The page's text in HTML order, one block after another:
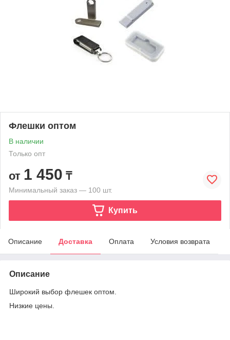
Флешки оптом
В наличии
Только опт
от 1 450 ₸
Минимальный заказ — 100 шт.
Купить
Описание Доставка Оплата Условия возврата
Описание
Широкий выбор флешек оптом.
Низкие цены.